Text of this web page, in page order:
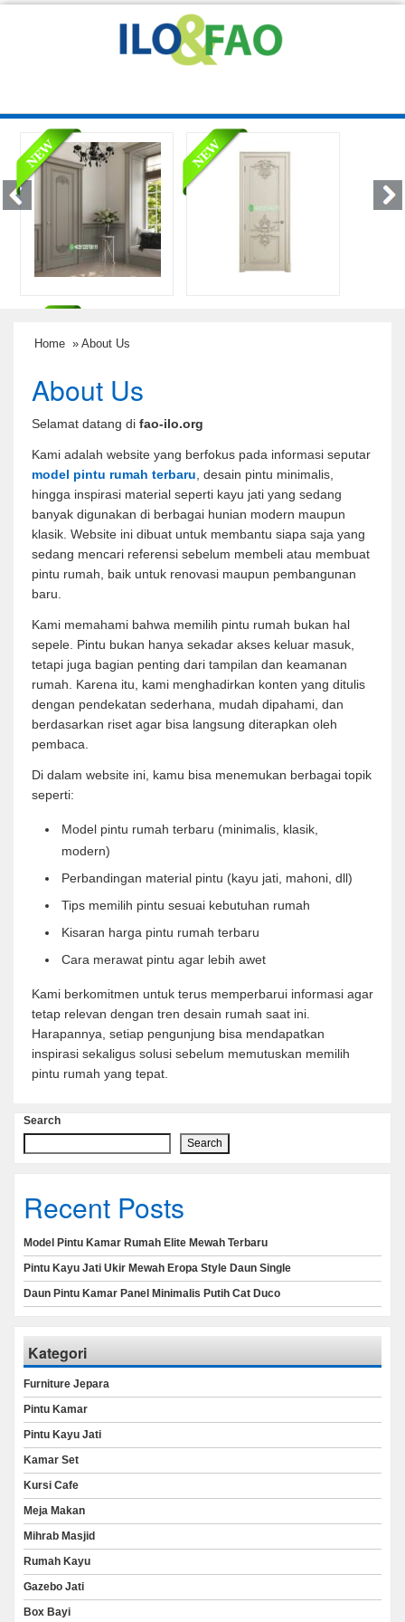
Home » About Us
About Us
Selamat datang di fao-ilo.org
Kami adalah website yang berfokus pada informasi seputar
model pintu rumah terbaru , desain pintu minimalis,
hingga inspirasi material seperti kayu jati yang sedang
banyak digunakan di berbagai hunian modern maupun
klasik. Website ini dibuat untuk membantu siapa saja yang
sedang mencari referensi sebelum membeli atau membuat
pintu rumah, baik untuk renovasi maupun pembangunan
baru.
Kami memahami bahwa memilih pintu rumah bukan hal
sepele. Pintu bukan hanya sekadar akses keluar masuk,
tetapi juga bagian penting dari tampilan dan keamanan
rumah. Karena itu, kami menghadirkan konten yang ditulis
dengan pendekatan sederhana, mudah dipahami, dan
berdasarkan riset agar bisa langsung diterapkan oleh
pembaca.
Di dalam website ini, kamu bisa menemukan berbagai topik
seperti:
Model pintu rumah terbaru (minimalis, klasik,
modern)
Perbandingan material pintu (kayu jati, mahoni, dll)
Tips memilih pintu sesuai kebutuhan rumah
Kisaran harga pintu rumah terbaru
Cara merawat pintu agar lebih awet
Kami berkomitmen untuk terus memperbarui informasi agar
tetap relevan dengan tren desain rumah saat ini.
Harapannya, setiap pengunjung bisa mendapatkan
inspirasi sekaligus solusi sebelum memutuskan memilih
pintu rumah yang tepat.
Search
Search
Recent Posts
Model Pintu Kamar Rumah Elite Mewah Terbaru
Pintu Kayu Jati Ukir Mewah Eropa Style Daun Single
Daun Pintu Kamar Panel Minimalis Putih Cat Duco
Kategori
Furniture Jepara
Pintu Kamar
Pintu Kayu Jati
Kamar Set
Kursi Cafe
Meja Makan
Mihrab Masjid
Rumah Kayu
Gazebo Jati
Box Bayi